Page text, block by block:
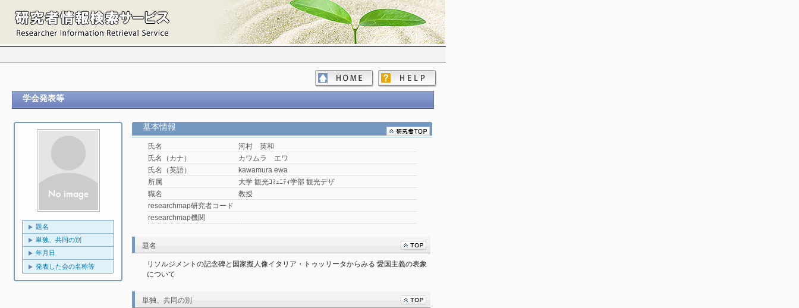
学会発表等
題名
単独、共同の別
年月日
発表した会の名称等
基本情報
氏名
河村 英和
氏名（カナ）
カワムラ エワ
氏名（英語）
kawamura ewa
所属
大学 観光ｺﾐｭﾆﾃｨ学部 観光デザ
職名
教授
researchmap研究者コード
researchmap機関
題名
リソルジメントの記念碑と国家擬人像イタリア・トゥッリータからみる 愛国主義の表象
について
単独、共同の別